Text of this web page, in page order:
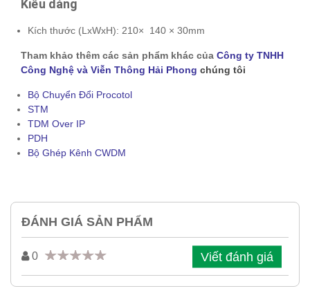
Kiểu dáng
Kích thước (LxWxH): 210× 140 × 30mm
Tham khảo thêm các sản phẩm khác của Công ty TNHH
Công Nghệ và Viễn Thông Hải Phong chúng tôi
Bộ Chuyển Đổi Procotol
STM
TDM Over IP
PDH
Bộ Ghép Kênh CWDM
ĐÁNH GIÁ SẢN PHẨM
0 Viết đánh giá